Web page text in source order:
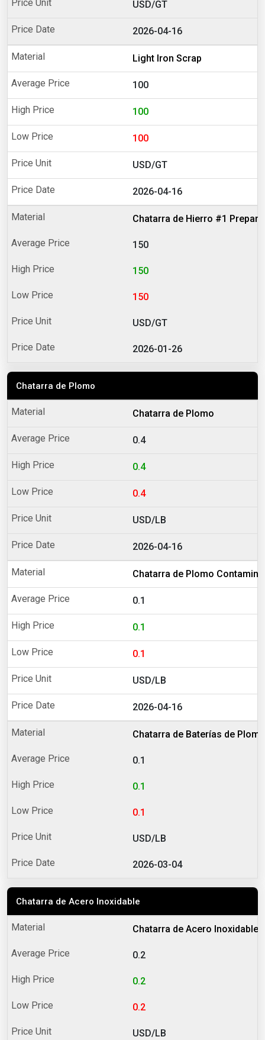
USD/GT
2026-04-16
Light Iron Scrap
100
100
100
USD/GT
2026-04-16
Chatarra de Hierro #1
150
150
150
USD/GT
2026-01-26
Chatarra de Plomo
Chatarra de Plomo
0.4
0.4
0.4
USD/LB
2026-04-16
Chatarra de Plomo
0.1
0.1
0.1
USD/LB
2026-04-16
Chatarra de Baterías de Plomo
0.1
0.1
0.1
USD/LB
2026-03-04
Chatarra de Acero Inoxidable
Chatarra de Acero Inoxidable
0.2
0.2
0.2
USD/LB